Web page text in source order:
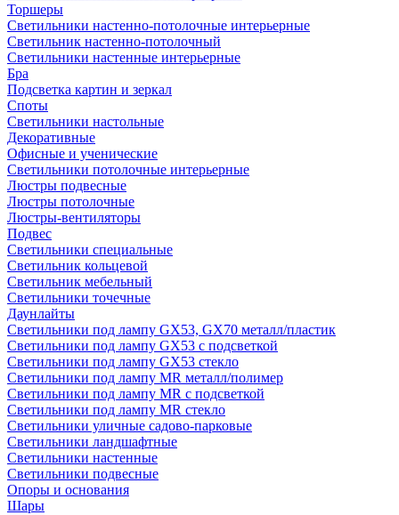
Торшеры
Светильники настенно-потолочные интерьерные
Светильник настенно-потолочный
Светильники настенные интерьерные
Бра
Подсветка картин и зеркал
Споты
Светильники настольные
Декоративные
Офисные и ученические
Светильники потолочные интерьерные
Люстры подвесные
Люстры потолочные
Люстры-вентиляторы
Подвес
Светильники специальные
Светильник кольцевой
Светильник мебельный
Светильники точечные
Даунлайты
Светильники под лампу GX53, GX70 металл/пластик
Светильники под лампу GX53 с подсветкой
Светильники под лампу GX53 стекло
Светильники под лампу MR металл/полимер
Светильники под лампу MR с подсветкой
Светильники под лампу MR стекло
Светильники уличные садово-парковые
Светильники ландшафтные
Светильники настенные
Светильники подвесные
Опоры и основания
Шары